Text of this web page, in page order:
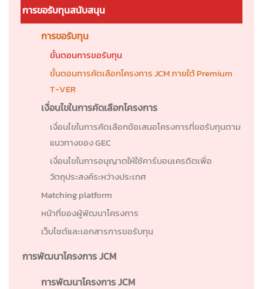
การขอรับทุนสนับสนุน
การขอรับทุน
ขั้นตอนการขอรับทุน
ขั้นตอนการคัดเลือกโครงการ JCM ภายใต้ Premium
T-VER
เงื่อนไขในการคัดเลือกโครงการ
เงื่อนไขในการคัดเลือกข้อเสนอโครงการที่ขอรับทุนตาม
แนวทางของ GEC
เงื่อนไขในการอนุญาตให้ใช้คาร์บอนเครดิตเพื่อ
วัตถุประสงค์ระหว่างประเทศ
Matching platform
หน้าที่ของผู้พัฒนาโครงการ
เว็บไซต์และเอกสารการขอรับทุน
การพัฒนาโครงการ JCM
การพัฒนาโครงการ JCM